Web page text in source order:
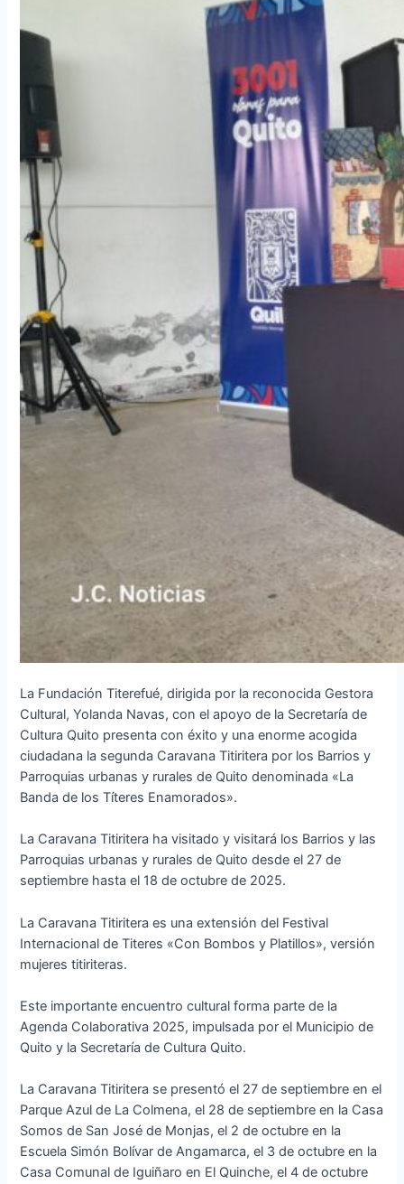
La Fundación Titerefué, dirigida por la reconocida Gestora
Cultural, Yolanda Navas, con el apoyo de la Secretaría de
Cultura Quito presenta con éxito y una enorme acogida
ciudadana la segunda Caravana Titiritera por los Barrios y
Parroquias urbanas y rurales de Quito denominada «La
Banda de los Títeres Enamorados».
La Caravana Titiritera ha visitado y visitará los Barrios y las
Parroquias urbanas y rurales de Quito desde el 27 de
septiembre hasta el 18 de octubre de 2025.
La Caravana Titiritera es una extensión del Festival
Internacional de Titeres «Con Bombos y Platillos», versión
mujeres titiriteras.
Este importante encuentro cultural forma parte de la
Agenda Colaborativa 2025, impulsada por el Municipio de
Quito y la Secretaría de Cultura Quito.
La Caravana Titiritera se presentó el 27 de septiembre en el
Parque Azul de La Colmena, el 28 de septiembre en la Casa
Somos de San José de Monjas, el 2 de octubre en la
Escuela Simón Bolívar de Angamarca, el 3 de octubre en la
Casa Comunal de Iguiñaro en El Quinche, el 4 de octubre